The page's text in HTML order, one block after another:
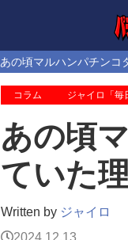
あの頃マルハンパチンコ
コラム ジャイロ「毎
あの頃
ていた
Written by ジャイロ
2024.12.13